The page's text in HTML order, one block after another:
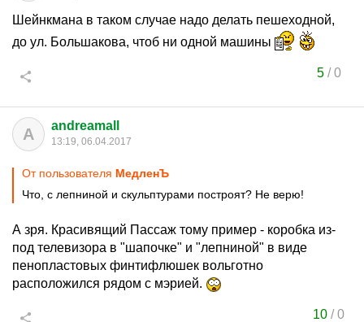
Шейнкмана в таком случае надо делать пешеходной,
до ул. Большакова, чтоб ни одной машины
5/0
A andreamall
13:19, 06.04.2017
От пользователя МедленЪ
Что, с лепниной и скульптурами построят? Не верю!
А зря. Красивящий Пассаж тому пример - коробка из-
под телевизора в "шапочке" и "лепниной" в виде
пенопластовых финтифлюшек вольготно
расположился рядом с мэрией.
10 /0